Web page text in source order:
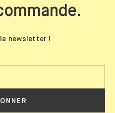
newsletter !